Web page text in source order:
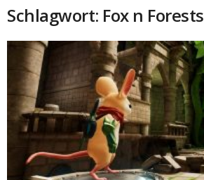
Schlagwort: Fox n Forests